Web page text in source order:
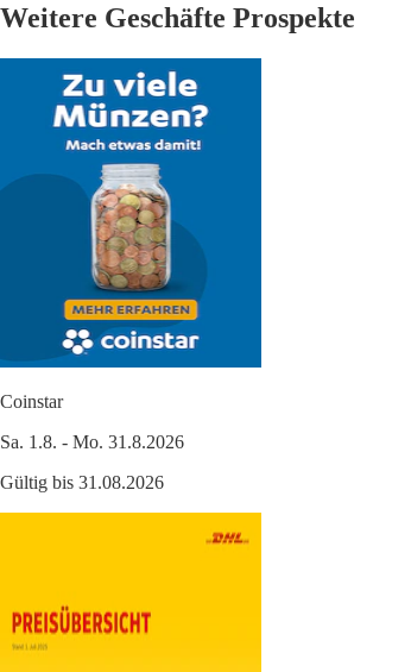
Weitere Geschäfte Prospekte
Coinstar
Sa. 1.8. - Mo. 31.8.2026
Gültig bis 31.08.2026